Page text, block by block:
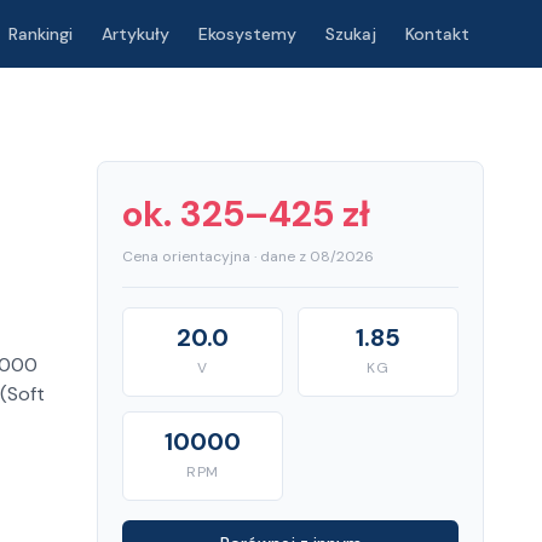
Rankingi Artykuły Ekosystemy Szukaj Kontakt
ok. 325–425 zł
Cena orientacyjna · dane z 08/2026
20.0
V
1.85
KG
10000
RPM